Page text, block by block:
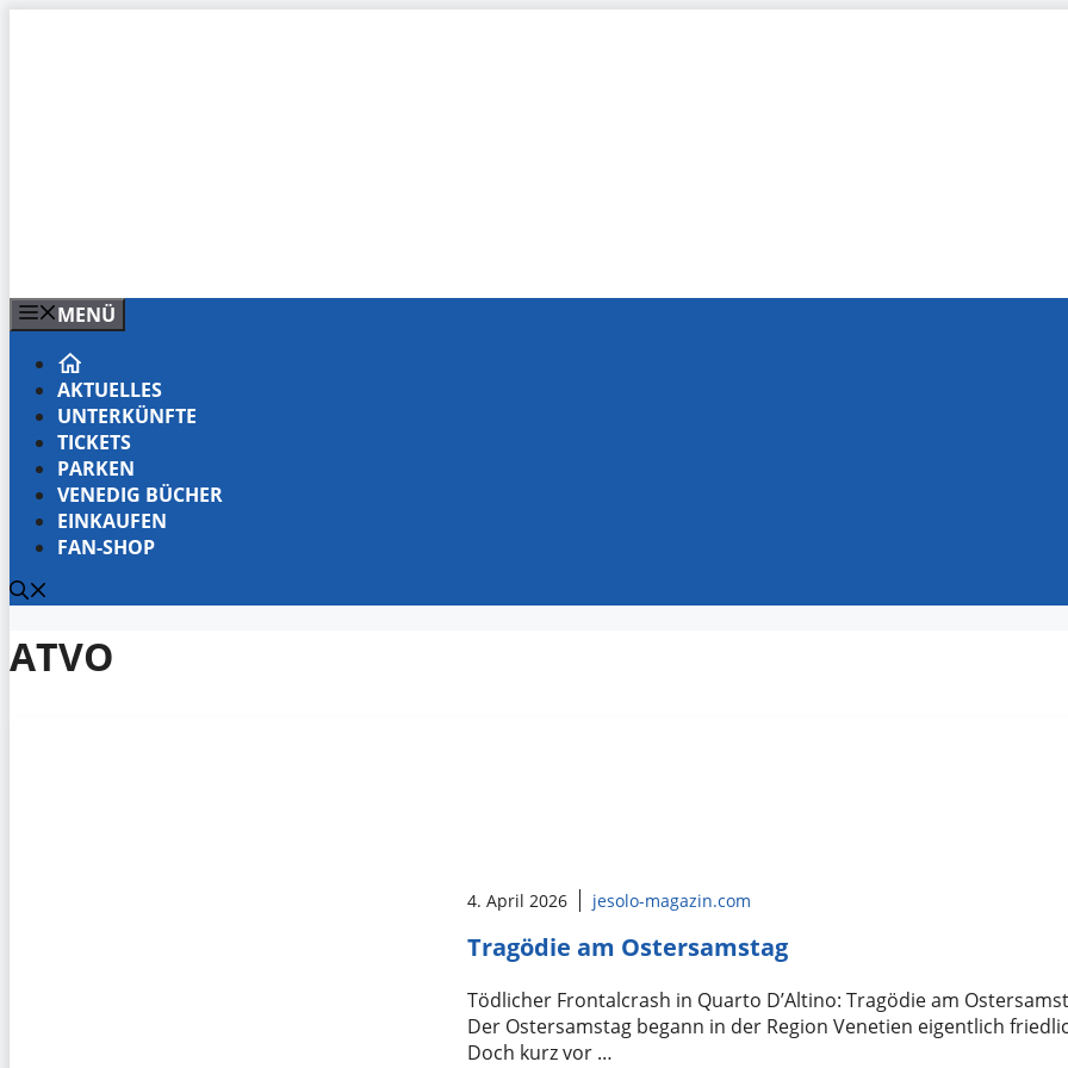
MENÜ
AKTUELLES
UNTERKÜNFTE
TICKETS
PARKEN
VENEDIG BÜCHER
EINKAUFEN
FAN-SHOP
ATVO
4. April 2026 jesolo-magazin.com
Tragödie am Ostersamstag
Tödlicher Frontalcrash in Quarto D’Altino: Tragödie am
Der Ostersamstag begann in der Region Venetien eigentlich
Doch kurz vor …